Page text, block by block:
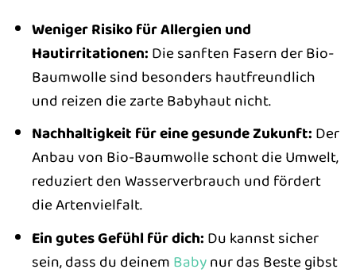
Weniger Risiko für Allergien und
Hautirritationen: Die sanften Fasern der Bio-
Baumwolle sind besonders hautfreundlich
und reizen die zarte Babyhaut nicht.
Nachhaltigkeit für eine gesunde Zukunft: Der
Anbau von Bio-Baumwolle schont die Umwelt,
reduziert den Wasserverbrauch und fördert
die Artenvielfalt.
Ein gutes Gefühl für dich: Du kannst sicher
sein, dass du deinem Babynur das Beste gibst